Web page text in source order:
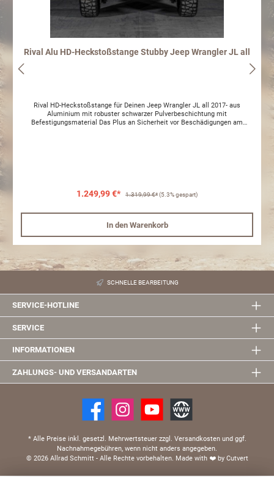
Rival Alu HD-Heckstoßstange Stubby Jeep Wrangler JL all
Rival HD-Heckstoßstange für Deinen Jeep Wrangler JL all 2017- aus
Aluminium mit robuster schwarzer Pulverbeschichtung mit
Befestigungsmaterial Das Plus an Sicherheit vor Beschädigungen am
Abnahme und muss in die Fahrzeugpapiere/Fahrzeugschein eingetragen
werden. Bitte prüfen Sie vor Kauf und Montage mit Ihrer Prüfstelle, ob eine
regelmäßig gereinigt und mit einem wasserabweisenden Film (z.B. Wachs)
1.249,99 €* 1.319,99 €*(5.3% gespart)
In den Warenkorb
SCHNELLE BEARBEITUNG
SERVICE-HOTLINE
SERVICE
INFORMATIONEN
ZAHLUNGS- UND VERSANDARTEN
* Alle Preise inkl. gesetzl. Mehrwertsteuer zzgl. Versandkosten und ggf.
Nachnahmegebühren, wenn nicht anders angegeben.
© 2026 Allrad Schmitt - Alle Rechte vorbehalten. Made with ❤️by Cutvert